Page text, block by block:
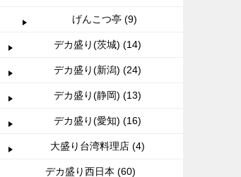
げんこつ亭 (9)
デカ盛り(茨城) (14)
デカ盛り(新潟) (24)
デカ盛り(静岡) (13)
デカ盛り(愛知) (16)
大盛り台湾料理店 (4)
デカ盛り西日本 (60)